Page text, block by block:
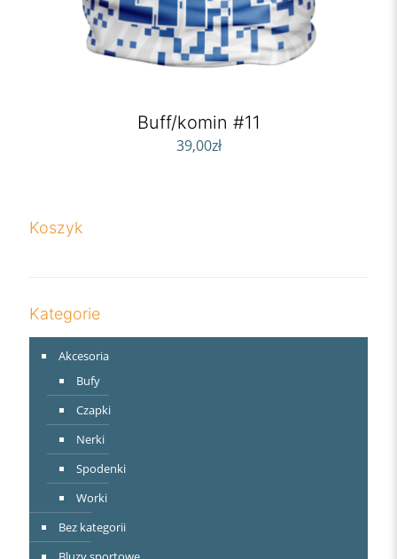
Buff/komin #11
39,00zł
Koszyk
Kategorie
Akcesoria
Bufy
Czapki
Nerki
Spodenki
Worki
Bez kategorii